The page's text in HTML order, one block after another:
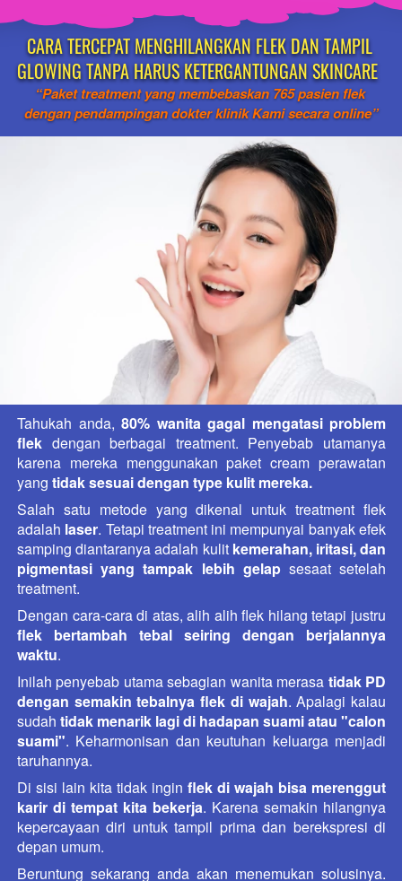
CARA TERCEPAT MENGHILANGKAN FLEK DAN TAMPIL
“Paket treatment yang membebaskan 765 pasien flek
dengan pendampingan dokter klinik Kami secara online”
Tahukah anda, 80% wanita gagal mengatasi problem
flek dengan berbagai treatment. Penyebab utamanya
karena mereka menggunakan paket cream perawatan
yang tidak sesuai dengan type kulit mereka.
Salah satu metode yang dikenal untuk treatment flek
adalah laser. Tetapi treatment ini mempunyai banyak efek
samping diantaranya adalah kulit kemerahan, iritasi, dan
pigmentasi yang tampak lebih gelap sesaat setelah
treatment.
flek bertambah tebal seiring dengan berjalannya
waktu.
Inilah penyebab utama sebagian wanita merasa tidak PD
dengan semakin tebalnya flek di wajah. Apalagi kalau
sudah tidak menarik lagi di hadapan suami atau "calon
suami". Keharmonisan dan keutuhan keluarga menjadi
taruhannya.
Di sisi lain kita tidak ingin flek di wajah bisa merenggut
karir di tempat kita bekerja. Karena semakin hilangnya
kepercayaan diri untuk tampil prima dan berekspresi di
depan umum.